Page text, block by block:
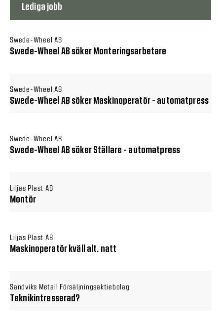
Lediga jobb
Swede-Wheel AB
Swede-Wheel AB söker Monteringsarbetare
Swede-Wheel AB
Swede-Wheel AB söker Maskinoperatör - automatpress
Swede-Wheel AB
Swede-Wheel AB söker Ställare - automatpress
Liljas Plast AB
Montör
Liljas Plast AB
Maskinoperatör kväll alt. natt
Sandviks Metall Försäljningsaktiebolag
Teknikintresserad?